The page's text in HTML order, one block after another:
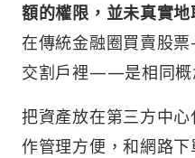
額的權限，並未真實
在傳統金融圈買賣股
交割戶裡——是相同概
把資產放在第三方中
作管理方便，和網路